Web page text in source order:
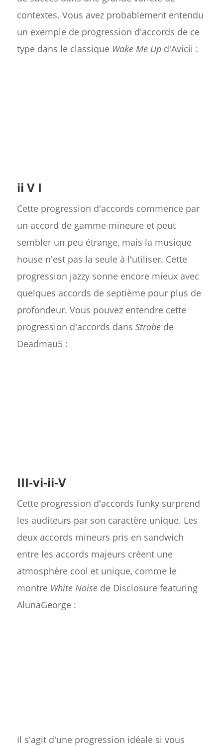
contextes. Vous avez probablement entendu
un exemple de progression d'accords de ce
type dans le classique Wake Me Upd'Avicii :
ii V I
Cette progression d'accords commence par
un accord de gamme mineure et peut
sembler un peu étrange, mais la musique
house n'est pas la seule à l'utiliser. Cette
progression jazzy sonne encore mieux avec
quelques accords de septième pour plus de
profondeur. Vous pouvez entendre cette
progression d'accords dans Strobede
Deadmau5 :
III-vi-ii-V
Cette progression d'accords funky surprend
les auditeurs par son caractère unique. Les
deux accords mineurs pris en sandwich
entre les accords majeurs créent une
atmosphère cool et unique, comme le
montre White Noisede Disclosure featuring
AlunaGeorge :
Il s'agit d'une progression idéale si vous